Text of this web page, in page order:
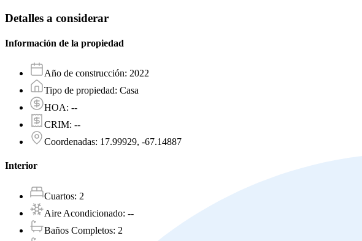
Detalles a considerar
Información de la propiedad
Año de construcción: 2022
Tipo de propiedad: Casa
HOA: --
CRIM: --
Coordenadas: 17.99929, -67.14887
Interior
Cuartos: 2
Aire Acondicionado: --
Baños Completos: 2